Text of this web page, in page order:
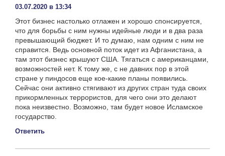
03.07.2020 в 13:34
Этот бизнес настолько отлажен и хорошо спонсируется,
что для борьбы с ним нужны идейные люди и в два раза
превышающий бюджет. И то думаю, нам одним с ним не
справится. Ведь основной поток идет из Афганистана, а
там этот бизнес крышуют США. Тягаться с американцами,
возможностей нет. К тому же, с не давних пор в этой
стране у пиндосов еще кое-какие планы появились.
Сейчас они активно стягивают из других стран туда своих
прикормленных террористов, для чего они это делают
пока неизвестно. Возможно, там будет новое Исламское
государство.
Ответить